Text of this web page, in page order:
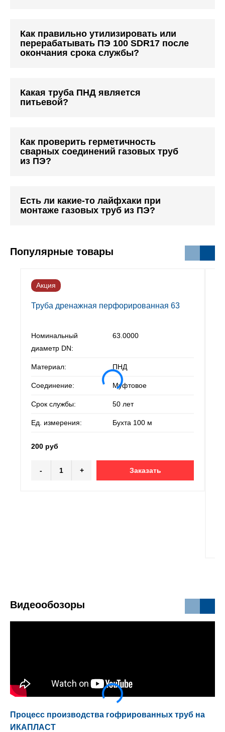
Как правильно утилизировать или
перерабатывать ПЭ 100 SDR17 после
окончания срока службы?
Какая труба ПНД является
питьевой?
Как проверить герметичность
сварных соединений газовых труб
из ПЭ?
Есть ли какие-то лайфхаки при
монтаже газовых труб из ПЭ?
Популярные товары
Акция
Труба дренажная перфорированная 63
Номинальный
диаметр DN:
63.0000
Материал: ПНД
Соединение: Муфтовое
Срок службы: 50 лет
Ед. измерения: Бухта 100 м
200 руб
- + Заказать
Видеообозоры
Процесс производства гофрированных труб на
ИКАПЛАСТ